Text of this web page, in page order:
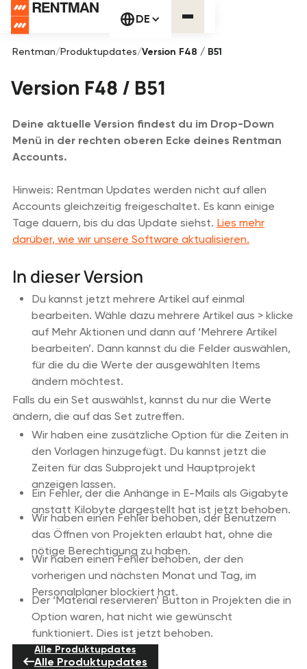
DE
Rentman/Produktupdates/Version F48 / B51
Version F48 / B51
Deine aktuelle Version findest du im Drop-Down
Menü in der rechten oberen Ecke deines Rentman
Accounts.
Hinweis: Rentman Updates werden nicht auf allen
Accounts gleichzeitig freigeschaltet. Es kann einige
Tage dauern, bis du das Update siehst. Lies mehr
darüber, wie wir unsere Software aktualisieren.
In dieser Version
Du kannst jetzt mehrere Artikel auf einmal
bearbeiten. Wähle dazu mehrere Artikel aus > klicke
auf Mehr Aktionen und dann auf ‘Mehrere Artikel
bearbeiten’. Dann kannst du die Felder auswählen,
für die du die Werte der ausgewählten Items
ändern möchtest.
Falls du ein Set auswählst, kannst du nur die Werte
ändern, die auf das Set zutreffen.
Wir haben eine zusätzliche Option für die Zeiten in
den Vorlagen hinzugefügt. Du kannst jetzt die
Zeiten für das Subprojekt und Hauptprojekt
anzeigen lassen.
Ein Fehler, der die Anhänge in E-Mails als Gigabyte
anstatt Kilobyte dargestellt hat ist jetzt behoben.
Wir haben einen Fehler behoben, der Benutzern
das Öffnen von Projekten erlaubt hat, ohne die
nötige Berechtigung zu haben.
Wir haben einen Fehler behoben, der den
vorherigen und nächsten Monat und Tag, im
Personalplaner blockiert hat.
Der ‘Material reservieren’ Button in Projekten die in
Option waren, hat nicht wie gewünscht
funktioniert. Dies ist jetzt behoben.
Alle Produktupdates
Alle Produktupdates